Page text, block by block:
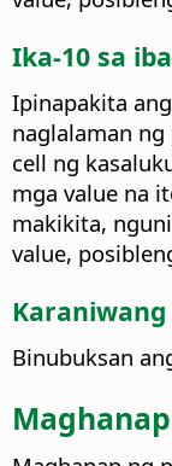
Ika-10 sa
Ipinapakita
naglalaman
cell ng
mga value na
makikita,
value,
Binubuksan